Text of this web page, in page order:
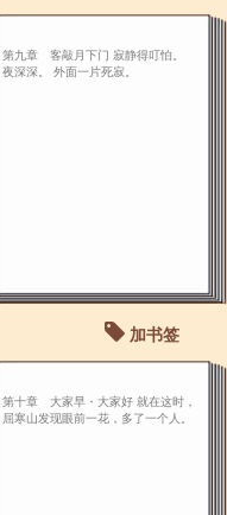
第九章 客敲月下门 寂静得叮怕。
夜深深。 外面一片死寂。
加书签
第十章 大家早・大家好 就在这时，
屈寒山发现眼前一花，多了一个人。